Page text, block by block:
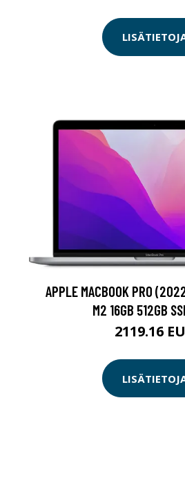
APPLE MACBOOK PRO
M2 16GB 512GB
2119.16